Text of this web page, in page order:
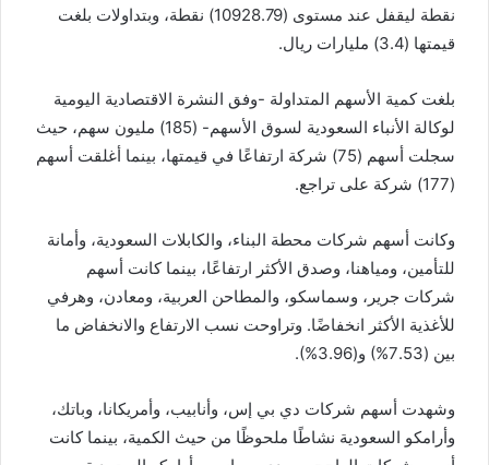
نقطة ليقفل عند مستوى (10928.79) نقطة، وبتداولات بلغت
قيمتها (3.4) مليارات ريال.
بلغت كمية الأسهم المتداولة -وفق النشرة الاقتصادية اليومية
لوكالة الأنباء السعودية لسوق الأسهم- (185) مليون سهم، حيث
سجلت أسهم (75) شركة ارتفاعًا في قيمتها، بينما أغلقت أسهم
(177) شركة على تراجع.
وكانت أسهم شركات محطة البناء، والكابلات السعودية، وأمانة
للتأمين، ومياهنا، وصدق الأكثر ارتفاعًا، بينما كانت أسهم
شركات جرير، وسماسكو، والمطاحن العربية، ومعادن، وهرفي
للأغذية الأكثر انخفاضًا. وتراوحت نسب الارتفاع والانخفاض ما
بين (7.53%) و(3.96%).
وشهدت أسهم شركات دي بي إس، وأنابيب، وأمريكانا، وباتك،
وأرامكو السعودية نشاطًا ملحوظًا من حيث الكمية، بينما كانت